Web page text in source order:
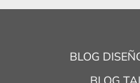
BLOG
BLOG